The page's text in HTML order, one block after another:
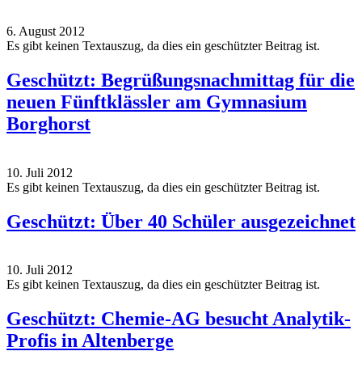
6. August 2012
Es gibt keinen Textauszug, da dies ein geschützter Beitrag ist.
Geschützt: Begrüßungsnachmittag für die
neuen Fünftklässler am Gymnasium
Borghorst
10. Juli 2012
Es gibt keinen Textauszug, da dies ein geschützter Beitrag ist.
Geschützt: Über 40 Schüler ausgezeichnet
10. Juli 2012
Es gibt keinen Textauszug, da dies ein geschützter Beitrag ist.
Geschützt: Chemie-AG besucht Analytik-
Profis in Altenberge